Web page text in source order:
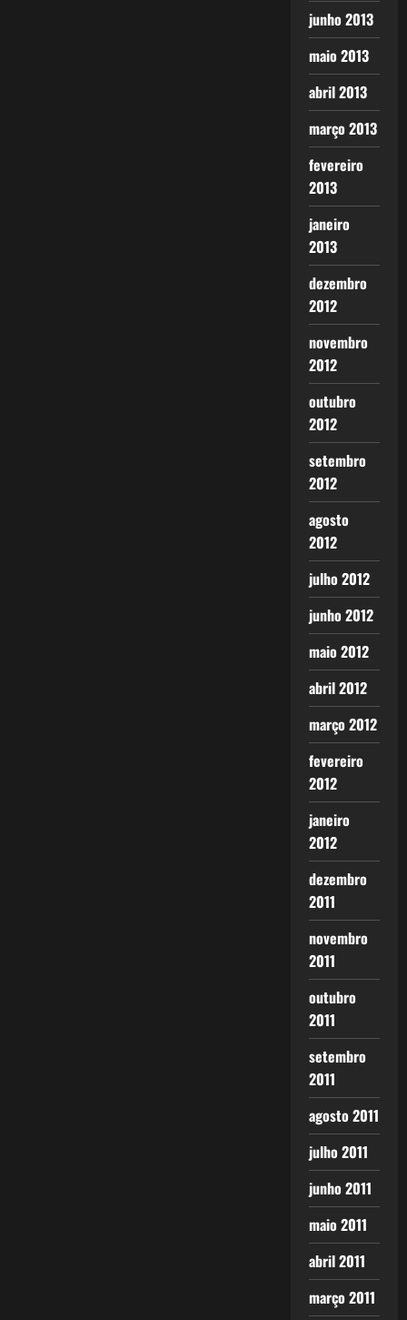
junho 2013
maio 2013
abril 2013
março 2013
fevereiro
2013
janeiro
2013
dezembro
2012
novembro
2012
outubro
2012
setembro
2012
agosto
2012
julho 2012
junho 2012
maio 2012
abril 2012
março 2012
fevereiro
2012
janeiro
2012
dezembro
2011
novembro
2011
outubro
2011
setembro
2011
agosto 2011
julho 2011
junho 2011
maio 2011
abril 2011
março 2011